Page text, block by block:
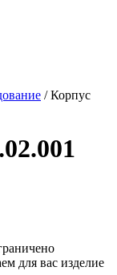
/Корпус
для вас изделие